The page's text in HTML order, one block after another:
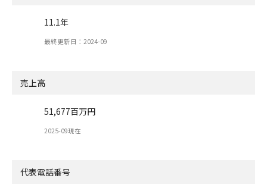
11.1年
最終更新日：2024-09
売上高
51,677百万円
2025-09現在
代表電話番号